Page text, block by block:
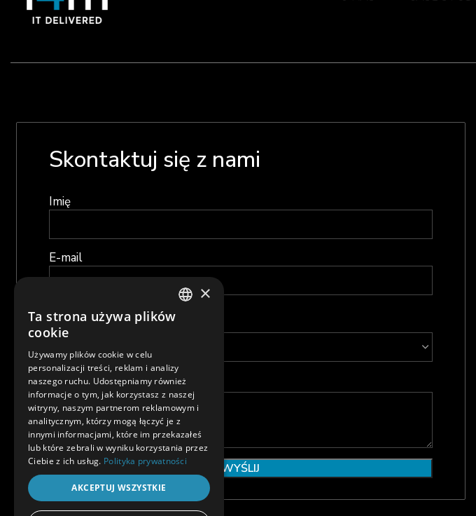
Skontaktuj się z nami
Imię
E-mail
Temat
Wiadomość
×
Ta strona używa plików
cookie
Używamy plików cookie w celu
personalizacji treści, reklam i analizy
naszego ruchu. Udostępniamy również
informacje o tym, jak korzystasz z naszej
witryny, naszym partnerom reklamowym i
analitycznym, którzy mogą łączyć je z
innymi informacjami, które im przekazałeś
lub które zebrali w wyniku korzystania przez
Ciebie z ich usług. Polityka prywatności
AKCEPTUJ WSZYSTKIE